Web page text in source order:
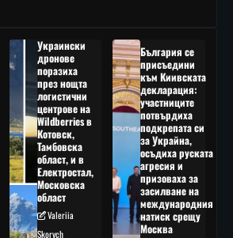
Украински
дронове
поразиха
през нощта
логистични
центрове на
Wildberries в
Котовск,
Тамбовска
област, и в
Електростал,
Московска
област
Valeriia
Skorych
България се
присъедини
към Киивската
декларация:
участниците
потвърдиха
подкрепата си
за Украйна,
осъдиха руската
агресия и
призоваха за
засилване на
международния
натиск срещу
Москва